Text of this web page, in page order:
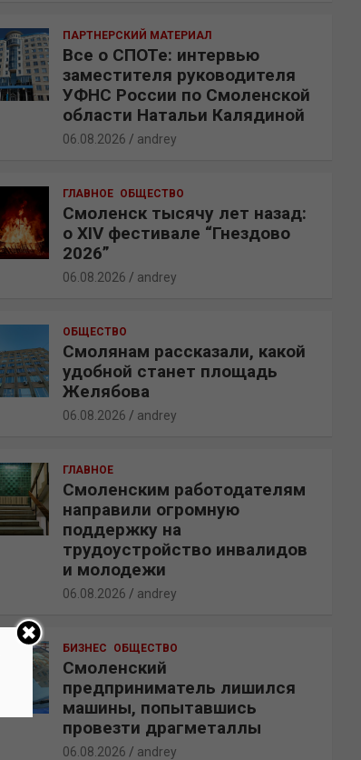
ПАРТНЕРСКИЙ МАТЕРИАЛ
Все о СПОТе: интервью
заместителя руководителя
УФНС России по Смоленской
области Натальи Калядиной
06.08.2026 andrey
ГЛАВНОЕ ОБЩЕСТВО
Смоленск тысячу лет назад:
о XIV фестивале “Гнездово
2026”
06.08.2026 andrey
ОБЩЕСТВО
Смолянам рассказали, какой
удобной станет площадь
Желябова
06.08.2026 andrey
ГЛАВНОЕ
Смоленским работодателям
направили огромную
поддержку на
трудоустройство инвалидов
и молодежи
06.08.2026 andrey
БИЗНЕС ОБЩЕСТВО
Смоленский
предприниматель лишился
машины, попытавшись
провезти драгметаллы
06.08.2026 andrey